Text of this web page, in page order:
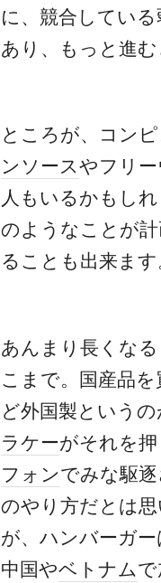
に、競合してい
あり、もっと進
ところが、コン
ンソースやフリ
人もいるかもし
のようなことが
ることも出来ま
あんまり長くな
こまで。国産品
ど外国製という
ラケーがそれを
フォンでみな駆
のやり方だとは
が、ハンバーガ
中国やベトナム